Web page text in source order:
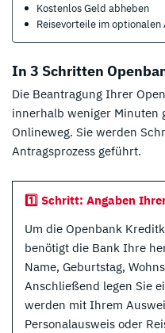
Kostenlos Geld abheben
Reisevorteile im optionalen
In 3 Schritten
Die Beantragung Ihrer
innerhalb weniger Minuten
Onlineweg. Sie werden
Antragsprozess geführt.
1️⃣ Schritt: Angaben
Um die Openbank
benötigt die Bank Ihre
Name, Geburtstag,
Anschließend legen Sie
werden mit Ihrem
Personalausweis oder